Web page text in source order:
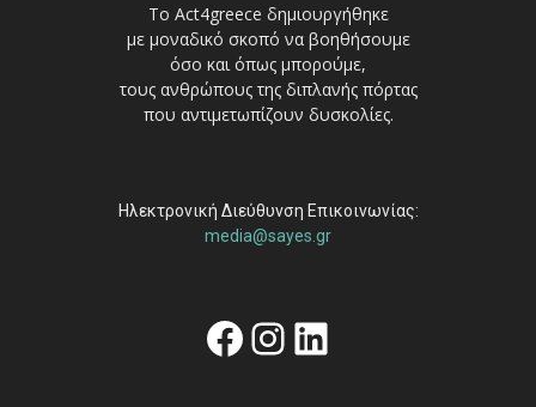
Το Act4greece δημιουργήθηκε
με μοναδικό σκοπό να βοηθήσουμε
όσο και όπως μπορούμε,
τους ανθρώπους της διπλανής πόρτας
που αντιμετωπίζουν δυσκολίες.
Ηλεκτρονική Διεύθυνση Επικοινωνίας:
media@sayes.gr
Facebook
Instagram
Linkedin